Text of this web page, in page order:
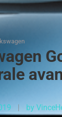
by